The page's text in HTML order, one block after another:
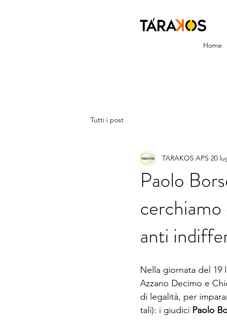
Home
Tutti i post
Paolo
anti
TARAKOS APS 20
Nella giornata del 19
Azzano Decimo e
di legalità, per
tali): i giudici Paolo